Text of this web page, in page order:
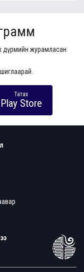
дүрмийн журамласан
Татах
Play Store